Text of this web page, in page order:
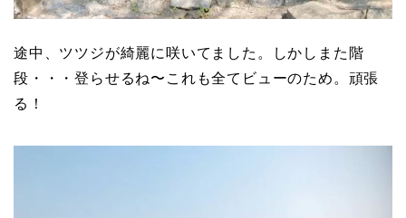
途中、ツツジが綺麗に咲いてました。しかしまた階
段・・・登らせるね〜これも全てビューのため。頑張
る！